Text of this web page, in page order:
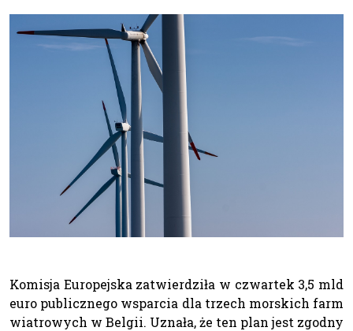
Komisja Europejska zatwierdziła w czwartek 3,5 mld
euro publicznego wsparcia dla trzech morskich farm
wiatrowych w Belgii. Uznała, że ten plan jest zgodny